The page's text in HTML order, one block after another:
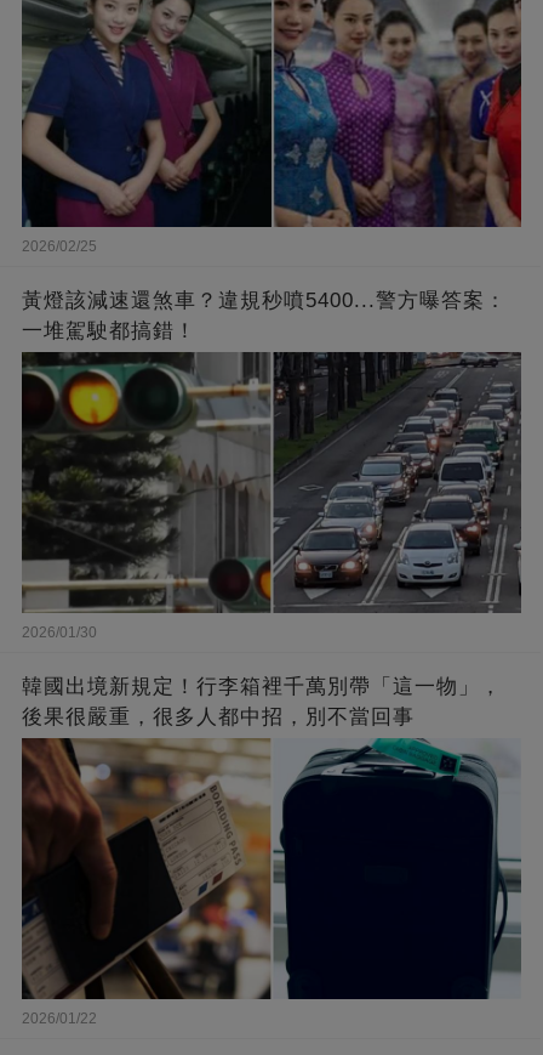
2026/02/25
黃燈該減速還煞車？違規秒噴5400...警方曝答案：
一堆駕駛都搞錯！
2026/01/30
韓國出境新規定！行李箱裡千萬別帶「這一物」，
後果很嚴重，很多人都中招，別不當回事
2026/01/22